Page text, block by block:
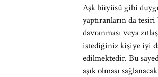
Aşk büyüsü gibi
yaptıranların da
davranması veya
istediğiniz kişiye iyi
edilmektedir. Bu
aşık olması